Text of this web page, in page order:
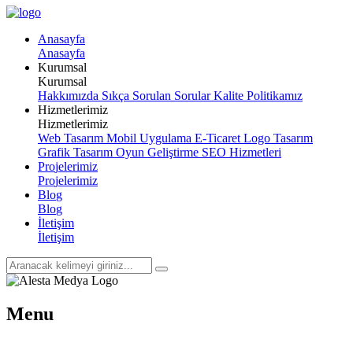
Anasayfa
Anasayfa
Kurumsal
Kurumsal
Hakkımızda Sıkça Sorulan SorularKalite Politikamız
Hizmetlerimiz
Hizmetlerimiz
Web Tasarım Mobil Uygulama E-Ticaret Logo Tasarım
Grafik Tasarım Oyun Geliştirme SEO Hizmetleri
Projelerimiz
Projelerimiz
Blog
Blog
İletişim
İletişim
Menu